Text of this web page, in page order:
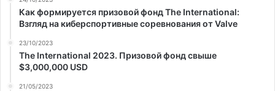
Как формируется призовой фонд The International:
Взгляд на киберспортивные соревнования от Valve
23/10/2023
The International 2023. Призовой фонд свыше
$3,000,000 USD
21/05/2023